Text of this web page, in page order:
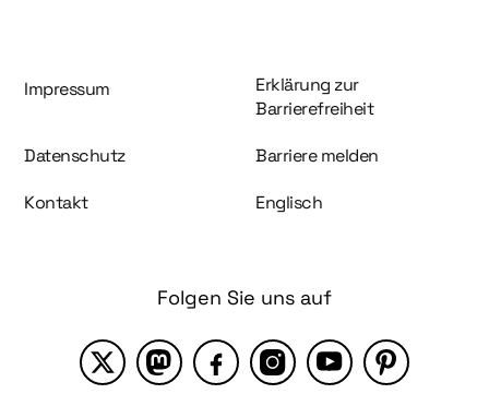
Information und Service
Impressum
Erklärung zur
Barrierefreiheit
Datenschutz Barriere melden
Kontakt Englisch
Folgen Sie uns auf